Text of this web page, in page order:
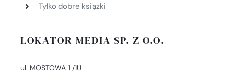
Tylko dobre książki
LOKATOR MEDIA SP. Z O.O.
ul. MOSTOWA 1 /1U